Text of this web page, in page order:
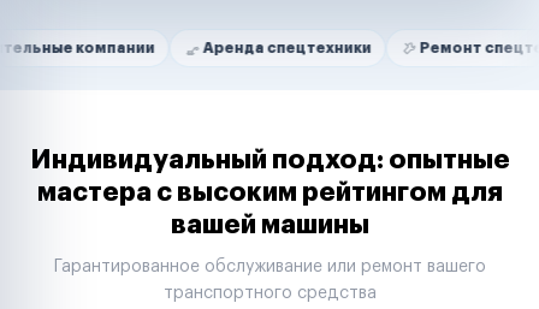
Нам доверяют
Аренда спецтехники Ремонт спецтехники
Маркетплейсы
Таксопарки
Автодилеры
Строительные компании
Аренда спецтехники
Индивидуальный подход: опытные
мастера с высоким рейтингом для
вашей машины
Гарантированное обслуживание или ремонт вашего
транспортного средства